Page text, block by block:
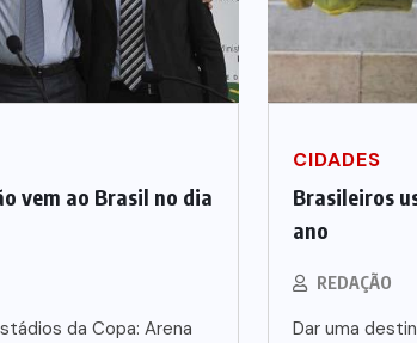
vem ao Brasil no dia
da Copa: Arena
CIDADES
Brasileiros
ano
REDAÇÃO
Dar uma